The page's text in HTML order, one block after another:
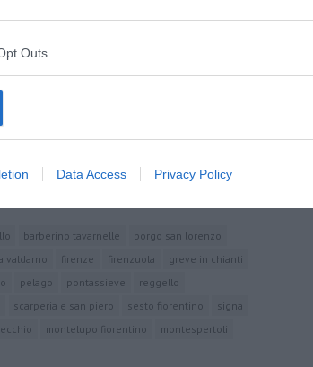
Outs
Data Access Privacy Policy
di posta.
barberino tavarnelle
borgo san lorenzo
valdarno firenze firenzuola
greve in chianti
pelago pontassieve
reggello
scarperia e san piero sesto fiorentino
signa
montelupo fiorentino
montespertoli